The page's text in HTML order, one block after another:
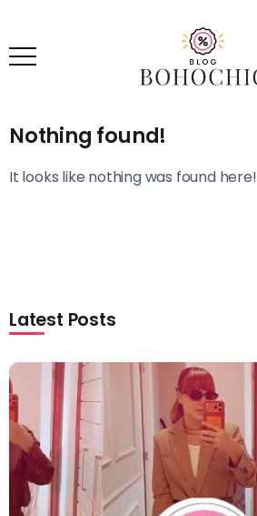
Nothing found!
It looks like nothing was found here!
Latest Posts